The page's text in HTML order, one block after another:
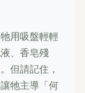
用吸盤輕輕
、香皂殘
但請記住，
牠主導「何